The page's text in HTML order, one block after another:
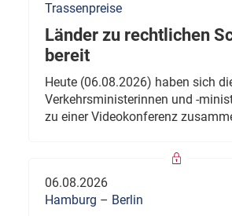
Trassenpreise
Länder zu rechtlichen
bereit
Heute (06.08.2026) haben sich
Verkehrsministerinnen und -
zu einer Videokonferenz
06.08.2026
Hamburg – Berlin